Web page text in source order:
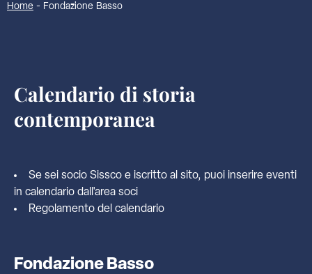
Home - Fondazione Basso
Calendario di storia
contemporanea
Se sei socio Sissco e iscritto al sito, puoi inserire eventi
in calendario dall'area soci
Regolamento del calendario
Fondazione Basso